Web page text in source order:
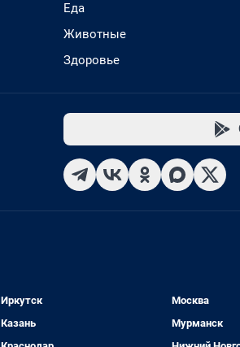
Еда
Животные
Здоровье
Иркутск
Казань
Москва
Мурманск